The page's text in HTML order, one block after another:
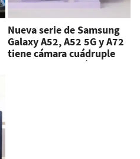
Nueva serie de Samsung
Galaxy A52, A52 5G y A72
tiene cámara cuádruple
con alta resolución de